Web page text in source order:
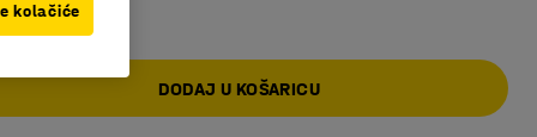
DODAJ U KOŠARICU
kolačiće